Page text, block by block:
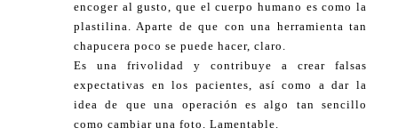
encoger al gusto, que el cuerpo humano es como la
plastilina. Aparte de que con una herramienta tan
chapucera poco se puede hacer, claro.
Es una frivolidad y contribuye a crear falsas
expectativas en los pacientes, así como a dar la
idea de que una operación es algo tan sencillo
como cambiar una foto. Lamentable.